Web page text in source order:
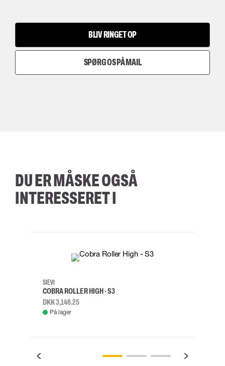
BLIV RINGET OP
SPØRG OS PÅ MAIL
DU ER MÅSKE OGSÅ
INTERESSERET I
38
SIEVI
COBRA ROLLER HIGH - S3
DKK 3,146.25
På lager